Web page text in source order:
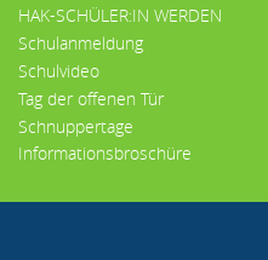
HAK-SCHÜLER:IN WERDEN
Schulanmeldung
Schulvideo
Tag der offenen Tür
Schnuppertage
Informationsbroschüre